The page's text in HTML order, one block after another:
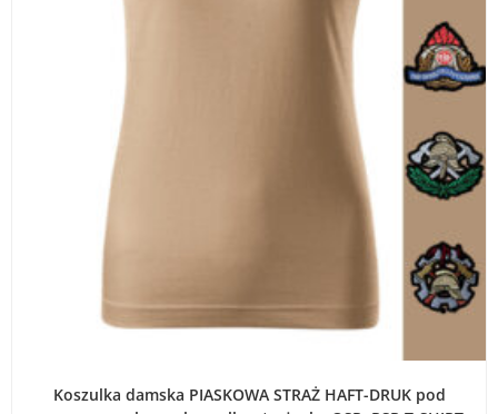
Koszulka damska PIASKOWA STRAŻ HAFT-DRUK pod